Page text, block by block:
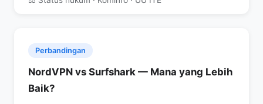
Perbandingan
NordVPN vs Surfshark — Mana yang Lebih
Baik?